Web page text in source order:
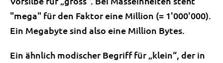
"mega" für den Faktor eine Million (= 1'000'000).
Ein Megabyte sind also eine Million Bytes.
Ein ähnlich modischer Begriff für „klein“, der in